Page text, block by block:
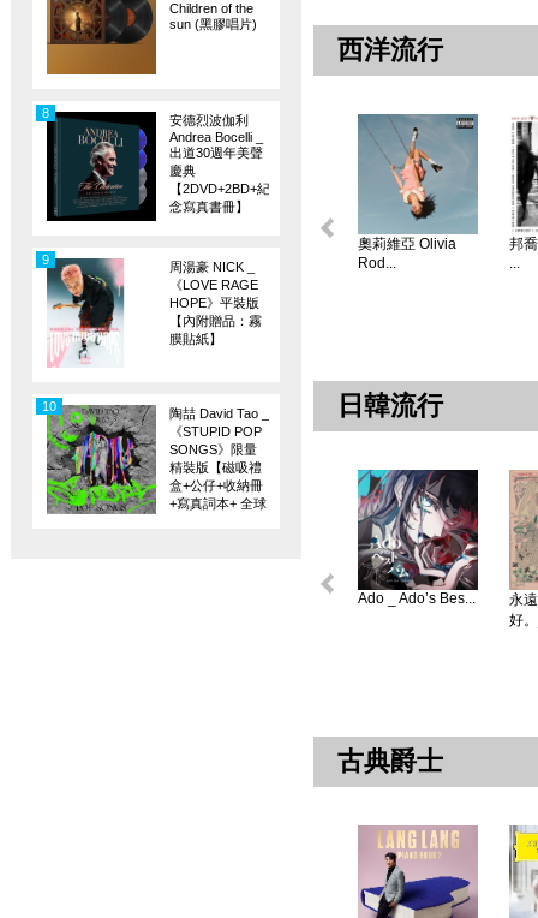
Children of the
sun (黑膠唱片)
安德烈波伽利
Andrea Bocelli _
出道30週年美聲
慶典
【2DVD+2BD+紀
念寫真書冊】
8
周湯豪 NICK _
《LOVE RAGE
HOPE》平裝版
【內附贈品：霧
膜貼紙】
9
陶喆 David Tao _
《STUPID POP
SONGS》限量
精裝版【磁吸禮
盒+公仔+收納冊
+寫真詞本+ 全球
10
西洋流行
奧莉維亞 Olivia
Rod...
邦
...
日韓流行
Ado _ Ado’s Bes...
永
好
古典爵士